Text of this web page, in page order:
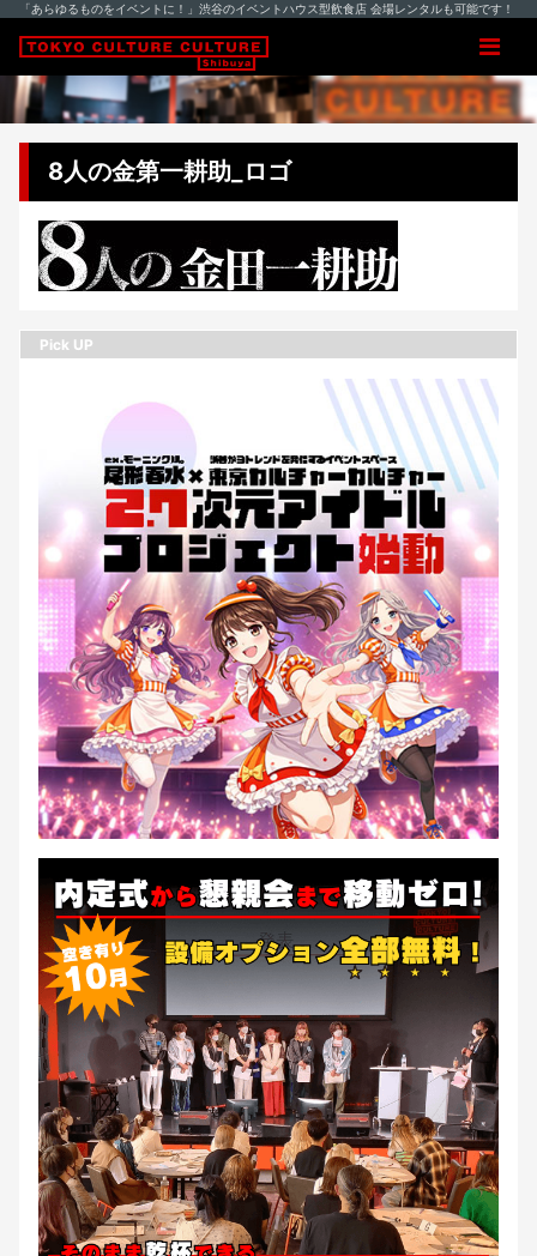
「あらゆるものをイベントに！」渋谷のイベントハウス型飲食店 会場レンタルも可能です！
8人の金第一耕助_ロゴ
Pick UP